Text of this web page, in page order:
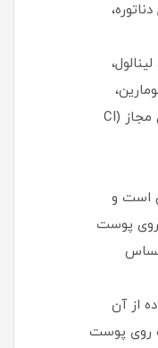
ژرانیول، سیترونلول و رنگ‌های مجاز (CI
است و
30 ثانیه) روی پوست
از آن
روی پوست